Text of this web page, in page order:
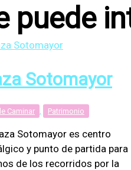
puede
Sotomayor
Caminar Patrimonio
Sotomayor es centro
y punto de partida para
de los recorridos por la